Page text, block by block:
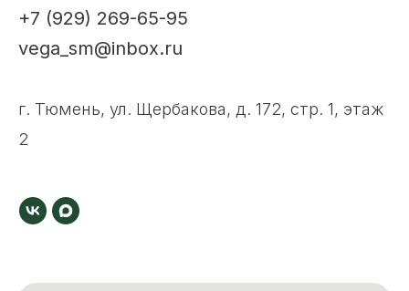
+7 (929) 269-65-95
vega_sm@inbox.ru
г. Тюмень, ул. Щербакова, д. 172, стр. 1, этаж
2